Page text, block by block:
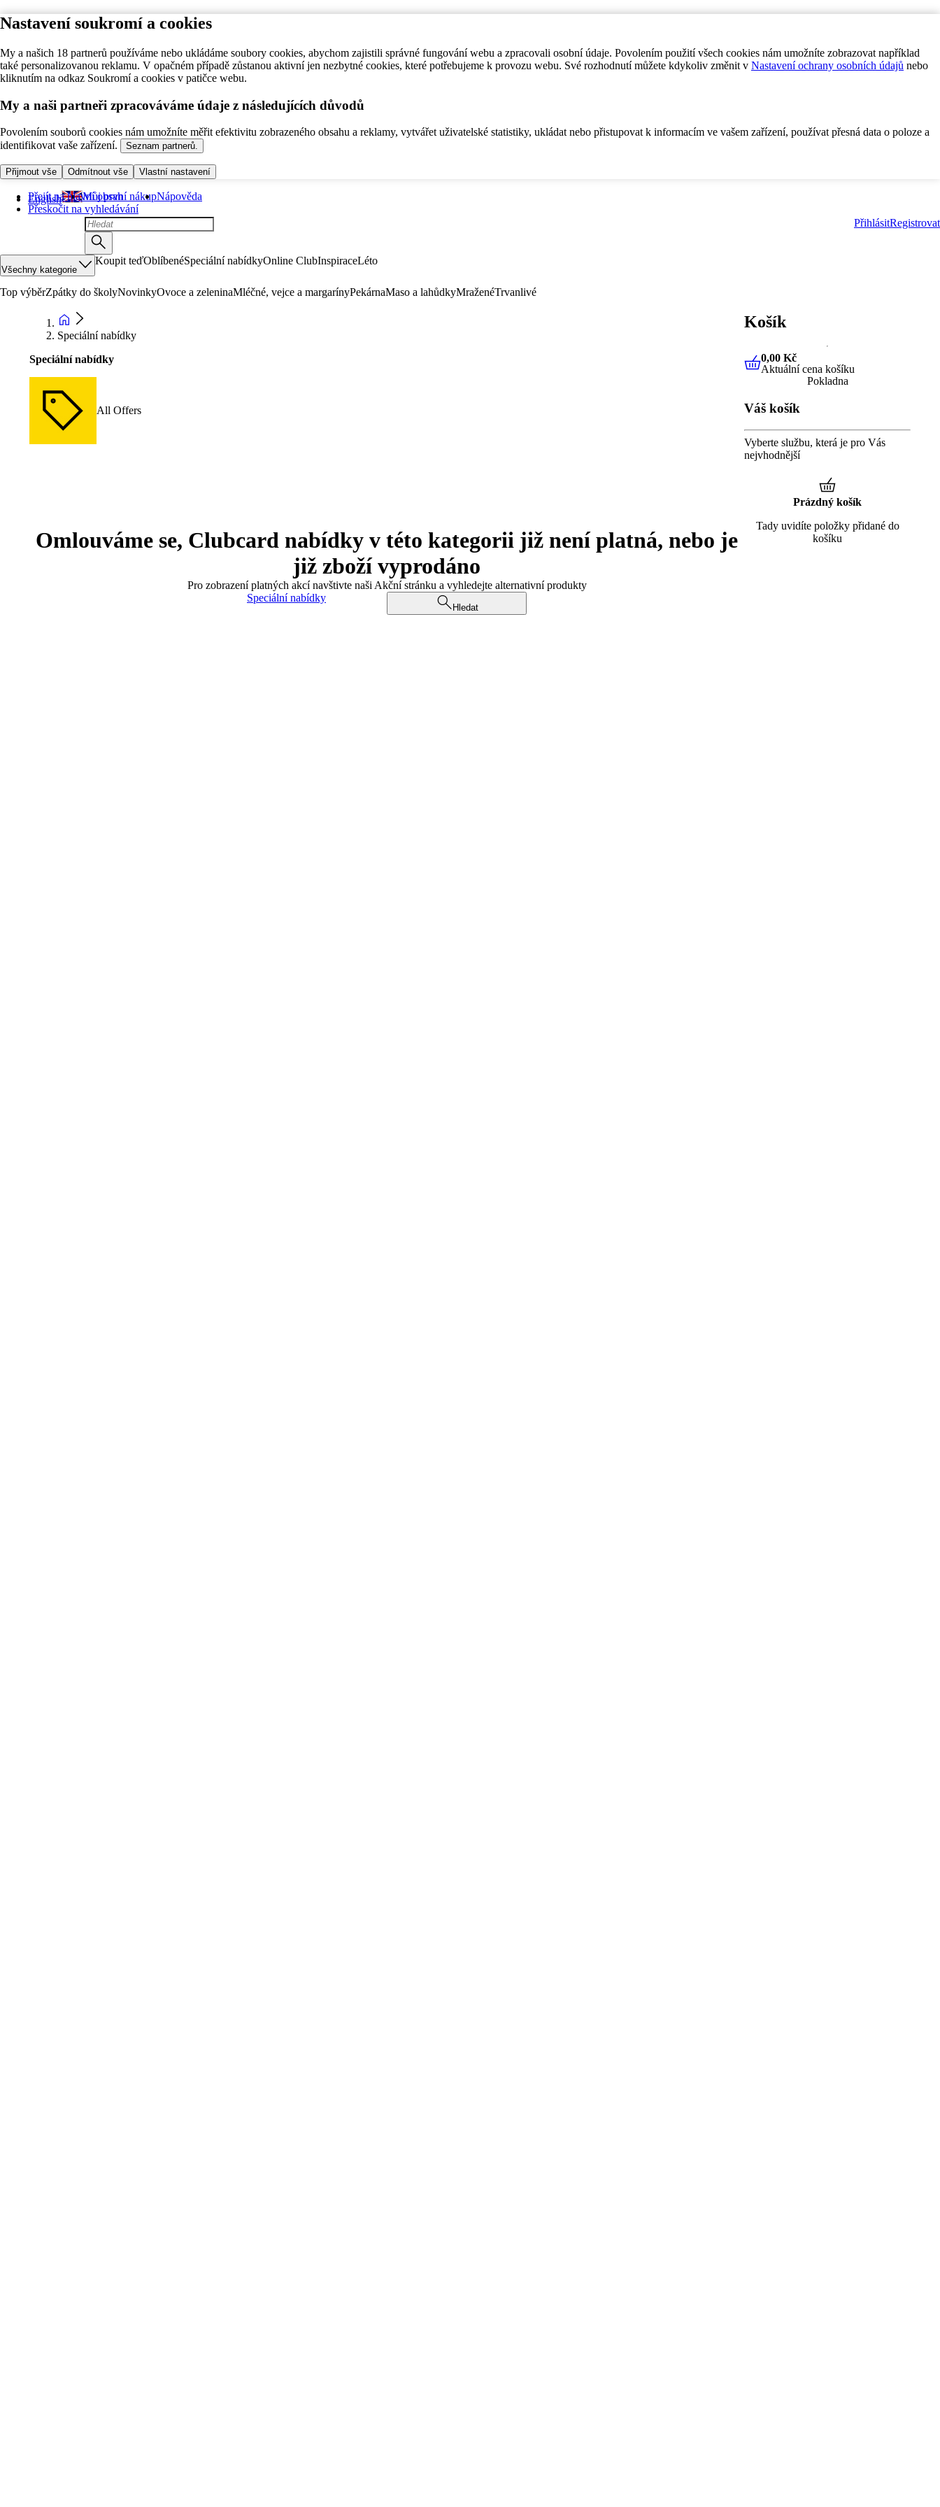
Nastavení soukromí a cookies
My a našich 18 partnerů používáme nebo ukládáme soubory cookies, abychom zajistili správné fungování webu a zpracovali osobní údaje. Povolením použití všech cookies nám umožníte zobrazovat například
také personalizovanou reklamu. V opačném případě zůstanou aktivní jen nezbytné cookies, které potřebujeme k provozu webu. Své rozhodnutí můžete kdykoliv změnit v Nastavení ochrany osobních údajů nebo
kliknutím na odkaz Soukromí a cookies v patičce webu.
My a naši partneři zpracováváme údaje z následujících důvodů
Povolením souborů cookies nám umožníte měřit efektivitu zobrazeného obsahu a reklamy, vytvářet uživatelské statistiky, ukládat nebo přistupovat k informacím ve vašem zařízení, používat přesná data o poloze a
identifikovat vaše zařízení.
Seznam partnerů.
Přijmout vše Odmítnout vše Vlastní nastavení
Přejít na hlavní obsah
Přeskočit na vyhledávání
English Můj první nákupNápověda
PřihlásitRegistrovat
Všechny kategorie
Koupit teďOblíbenéSpeciální nabídkyOnline ClubInspiraceLéto
Top výběrZpátky do školyNovinkyOvoce a zeleninaMléčné, vejce a margarínyPekárnaMaso a lahůdkyMraženéTrvanlivé
Speciální nabídky
Speciální nabídky
All Offers
Omlouváme se, Clubcard nabídky v této kategorii již není platná, nebo je
již zboží vyprodáno
Pro zobrazení platných akcí navštivte naši Akční stránku a vyhledejte alternativní produkty
Speciální nabídky
Hledat
Košík
0,00 KčAktuální cena košíku
0,00 Kč
Aktuální cena košíku
Pokladna
Váš košík
Vyberte službu, která je pro Vás
nejvhodnější
Prázdný košík
Tady uvidíte položky přidané do
košíku